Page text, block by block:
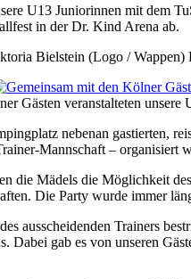
U13 Juniorinnen mit dem
in der Dr. Kind Arena ab.
Gästen veranstalteten
nebenan gastierten,
Mannschaft – organisiert
die Mädels die Möglichkeit
Die Party wurde immer
ausscheidenden Trainers
Dabei gab es von unseren